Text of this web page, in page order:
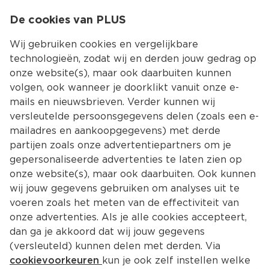
Kies jouw
Chocomel
Ontdek het ruime aanbod van Chocomel bij PLUS!
Of je nu zin hebt in een blikje Chocomel, een
De cookies van PLUS
Wij gebruiken cookies en vergelijkbare
technologieën, zodat wij en derden jouw gedrag op
onze website(s), maar ook daarbuiten kunnen
volgen, ook wanneer je doorklikt vanuit onze e-
mails en nieuwsbrieven. Verder kunnen wij
versleutelde persoonsgegevens delen (zoals een e-
mailadres en aankoopgegevens) met derde
partijen zoals onze advertentiepartners om je
gepersonaliseerde advertenties te laten zien op
onze website(s), maar ook daarbuiten. Ook kunnen
wij jouw gegevens gebruiken om analyses uit te
voeren zoals het meten van de effectiviteit van
onze advertenties. Als je alle cookies accepteert,
dan ga je akkoord dat wij jouw gegevens
(versleuteld) kunnen delen met derden. Via
cookievoorkeuren kun je ook zelf instellen welke